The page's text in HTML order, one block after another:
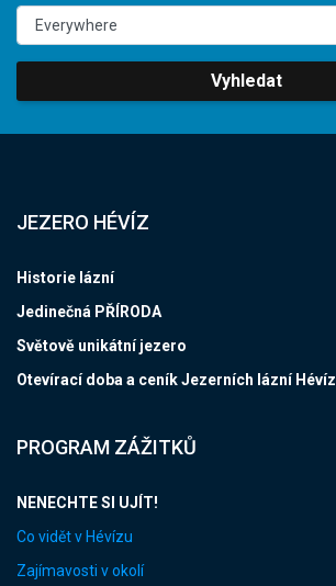
Vyhledat
JEZERO HÉVÍZ
Historie lázní
Jedinečná PŘÍRODA
Světově unikátní jezero
Otevírací doba a ceník Jezerních lázní Hévíz
PROGRAM ZÁŽITKŮ
NENECHTE SI UJÍT!
Co vidět v Hévízu
Zajímavosti v okolí